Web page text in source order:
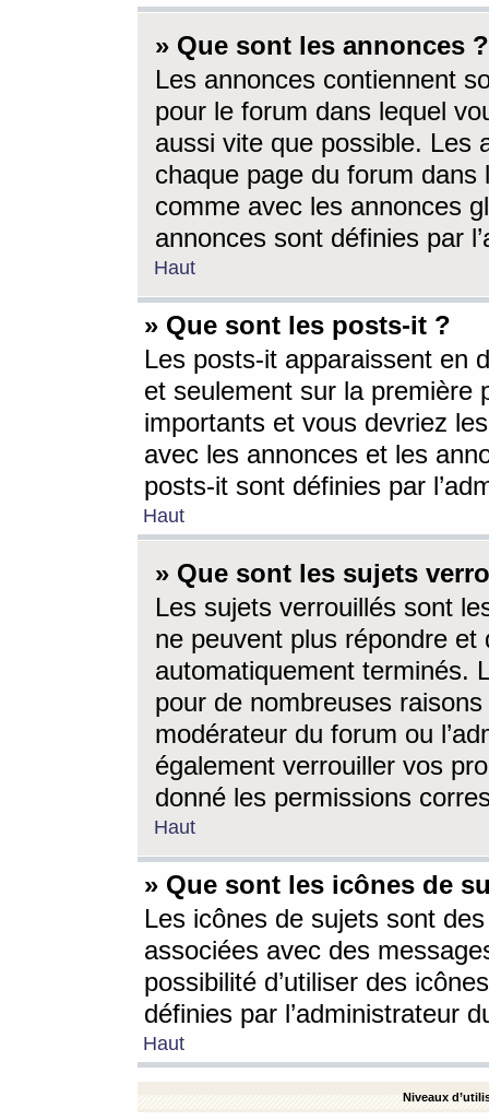
» Que sont les annonces ?
Les annonces contiennent
pour le forum dans lequel
aussi vite que possible. Les
chaque page du forum dans
comme avec les annonces
annonces sont définies par
Haut
» Que sont les posts-it ?
Les posts-it apparaissent en
et seulement sur la première
importants et vous devriez
avec les annonces et les
posts-it sont définies par
Haut
» Que sont les sujets
Les sujets verrouillés sont
ne peuvent plus répondre
automatiquement terminés.
pour de nombreuses
modérateur du forum ou
également verrouiller vos
donné les permissions
Haut
» Que sont les icônes de
Les icônes de sujets sont
associées avec des
possibilité d’utiliser des
définies par l’administrateur
Haut
Niveaux